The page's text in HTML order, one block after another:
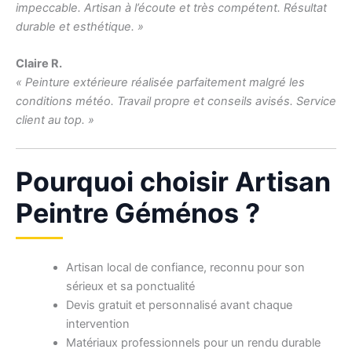
impeccable. Artisan à l’écoute et très compétent. Résultat
durable et esthétique. »
Claire R.
« Peinture extérieure réalisée parfaitement malgré les
conditions météo. Travail propre et conseils avisés. Service
client au top. »
Pourquoi choisir Artisan
Peintre Géménos ?
Artisan local de confiance, reconnu pour son
sérieux et sa ponctualité
Devis gratuit et personnalisé avant chaque
intervention
Matériaux professionnels pour un rendu durable